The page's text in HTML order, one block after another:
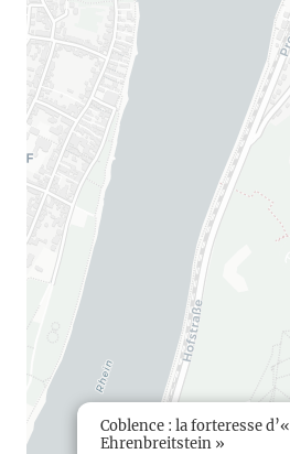
Coblence : la forteresse d’«
Ehrenbreitstein »